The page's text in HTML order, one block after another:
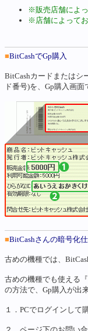
※販売店舗によ
※店舗によって
■BitCashでGp購入
BitCashカードまたはシ
ド番号)を、Gp購入画面
■BitCashさんの暗号化
古めの機種では、
古めの機種でも使える
の方法で、Gp購入が出
１．PCでログインして